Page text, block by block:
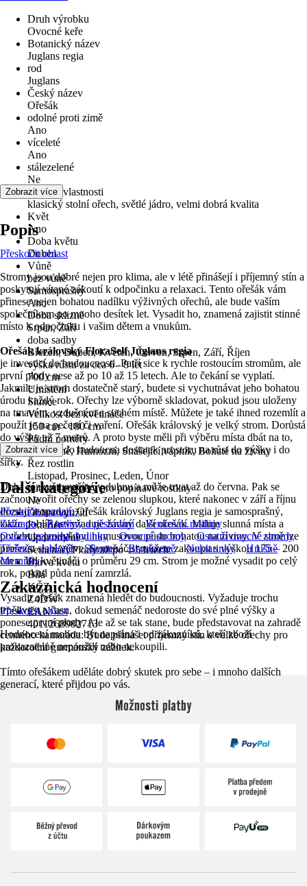
Druh výrobku
Ovocné keře
Botanický název
Juglans regia
rod
Juglans
Český název
Ořešák
odolné proti zimě
Ano
víceleté
Ano
stálezelené
Ne
zvláštní vlastnosti
klasický stolní ořech, světlé jádro, velmi dobrá kvalita
Květ
Ano
Doba květu
Duben
Vůně
bez vůně
Samosprašný
Ano
Doba sklizně
Srpen, Září
doba sadby
Březen, Duben, Květen, Červen, Srpen, Září, Říjen
výška růstu za cca 6 - 8 let
700 cm
Umístění
Slunce
Velikost bez květináče
150 cm - 180 cm
Půdní poměry
Propustné, Humózní, Snášející vápník, Bohaté na živiny
Řez rostlin
Listopad, Prosinec, Leden, Únor
nutnost podpěry pro popínavé rostliny
Ne
Oblast využití
Exteriér
Upozornění
Semenáč, Plody až po 4-5 letech
Barva květu
Bílá
KČZ
Z4DW
EAN
4011268982713
Zobrazit více
Popis
Přeskočit oblast
Stromy jsou dobré nejen pro klima, ale v létě přinášejí i příjemný stín a
poskytují vítané zákoutí k odpočinku a relaxaci. Tento ořešák vám
přinese nejen bohatou nadílku výživných ořechů, ale bude vaším
společníkem po mnoho desítek let. Vysadit ho, znamená zajistit stinné
místo k odpočinku i vašim dětem a vnukům.
Ořešák královský FloraSelf Juglans regia
je investicí do budoucnosti. Patří sice k rychle rostoucím stromům, ale
první plody nese až po 10 až 15 letech. Ale to čekání se vyplatí.
Jakmile je strom dostatečně starý, budete si vychutnávat jeho bohatou
úrodu každý rok. Ořechy lze výborně skladovat, pokud jsou uloženy
na tmavém, vzdušném a suchém místě. Můžete je také ihned rozemlít a
použít je na pečení či vaření. Ořešák královský je velký strom. Dorůstá
do výšky až 7 metrů. A proto byste měli při výběru místa dbát na to,
aby strom měl do budoucna dostatek prostoru na růst do výšky i do
šířky.
Doba rozkvětu začíná v dubnu a může trvat až do června. Pak se
začnou tvořit ořechy se zelenou slupkou, které nakonec v září a říjnu
dozrají a opadají. Ořešák královský Juglans regia je samosprašný,
takže poblíž nevyžaduje žádný další ořešák. Miluje slunná místa a
potřebuje prodyšnou humusovou půdu bohatou na živiny. V zimě lze
prořezat staré větve. Semenáč si můžete zakoupit s výškou 175 – 200
cm v 10l květináči o průměru 29 cm. Strom je možné vysadit po celý
rok, pokud půda není zamrzlá.
Vysadit ořešák znamená hledět do budoucnosti. Vyžaduje trochu
trpělivost a času, dokud semenáč nedoroste do své plné výšky a
ponese první plody. Ale až se tak stane, bude představovat na zahradě
cenného kamaráda: Bude přinášet příjemný stín a velké ořechy pro
každoroční gurmánský zážitek.
Tímto ořešákem uděláte dobrý skutek pro sebe – i mnoho dalších
generací, které přijdou po vás.
Zobrazit více
Další kategorie
Přeskočit seznam
Zahrada
Rostliny a pěstování
Venkovní rostliny
Ovoce, zelenina, bylinky
Ovocné stromy
Ostatní ovocné stromy
Třešně
Jabloně Slivoně Broskvoně Nektarinky
Hrušně
Meruňky
Zákaznická hodnocení
Přeskočit oblast
Hodnocení mohou být napsána i od zákazníků, kteří zboží
prokazatelně nepoužili nebo nekoupili.
Možnosti platby